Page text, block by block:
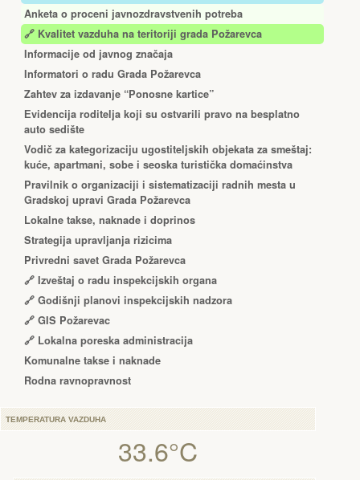
Anketa o proceni javnozdravstvenih potreba
🔗 Kvalitet vazduha na teritoriji grada Požarevca
Informacije od javnog značaja
Informatori o radu Grada Požarevca
Zahtev za izdavanje “Ponosne kartice”
Еvidencija roditelja koji su ostvarili pravo na besplatno
auto sedište
Vodič za kategorizaciju ugostiteljskih objekata za smeštaj:
kuće, apartmani, sobe i seoska turistička domaćinstva
Pravilnik o organizaciji i sistematizaciji radnih mesta u
Gradskoj upravi Grada Požarevca
Lokalne takse, naknade i doprinos
Strategija upravljanja rizicima
Privredni savet Grada Požarevca
🔗 Izveštaj o radu inspekcijskih organa
🔗 Godišnji planovi inspekcijskih nadzora
🔗 GIS Požarevac
🔗 Lokalna poreska administracija
Komunalne takse i naknade
Rodna ravnopravnost
TEMPERATURA VAZDUHA
33.6°C